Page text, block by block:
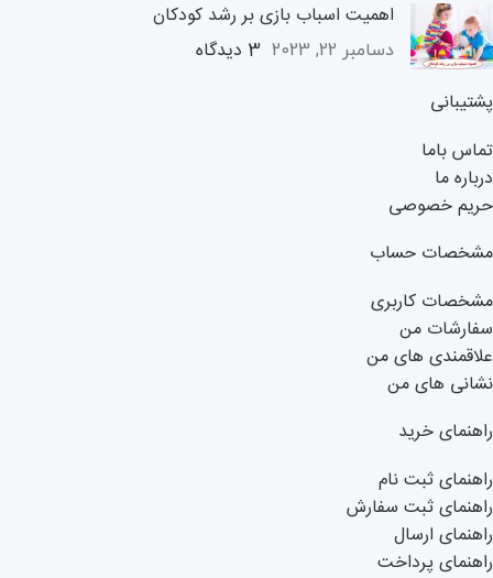
اهمیت اسباب بازی بر رشد کودکان
دسامبر 22, 2023
3 دیدگاه
پشتیبانی
تماس باما
درباره ما
حریم خصوصی
مشخصات حساب
مشخصات کاربری
سفارشات من
علاقمندی های من
نشانی های من
راهنمای خرید
راهنمای ثبت نام
راهنمای ثبت سفارش
راهنمای ارسال
راهنمای پرداخت